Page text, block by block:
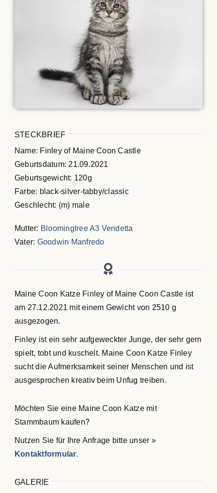
Maine Coon Kastraten
Katzenblog
Über uns
Suche
nach:
STECKBRIEF
Name: Finley of Maine Coon Castle
Geburtsdatum: 21.09.2021
Geburtsgewicht: 120g
Farbe: black-silver-tabby/classic
Geschlecht: (m) male
Mutter: Bloomingtree A3 Vendetta
Vater: Goodwin Manfredo
Maine Coon Katze Finley of Maine Coon Castle ist
am 27.12.2021 mit einem Gewicht von 2510 g
ausgezogen.
Finley ist ein sehr aufgeweckter Junge, der sehr gern
spielt, tobt und kuschelt. Maine Coon Katze Finley
sucht die Aufmerksamkeit seiner Menschen und ist
ausgesprochen kreativ beim Unfug treiben.
Möchten Sie eine Maine Coon Katze mit
Stammbaum kaufen?
Nutzen Sie für Ihre Anfrage bitte unser »
Kontaktformular.
GALERIE